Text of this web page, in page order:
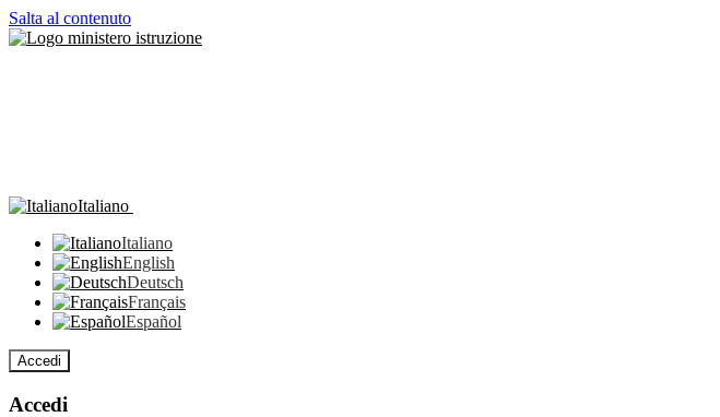
Salta al contenuto
Italiano
Italiano
English
Deutsch
Français
Español
Accedi
Accedi